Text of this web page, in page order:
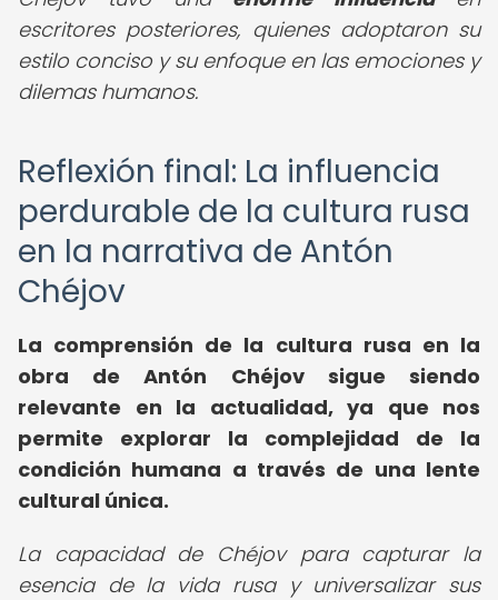
escritores posteriores, quienes adoptaron su
estilo conciso y su enfoque en las emociones y
dilemas humanos.
Reflexión final: La influencia
perdurable de la cultura rusa
en la narrativa de Antón
Chéjov
La comprensión de la cultura rusa en la
obra de Antón Chéjov sigue siendo
relevante en la actualidad, ya que nos
permite explorar la complejidad de la
condición humana a través de una lente
cultural única.
La capacidad de Chéjov para capturar la
esencia de la vida rusa y universalizar sus